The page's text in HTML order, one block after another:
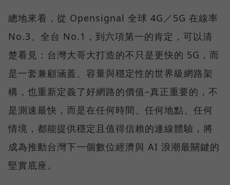
總地來看，從 Opensignal 全球 4G／5G 在線率
No.3、全台 No.1，到六項第一的肯定，可以清
楚看見：台灣大哥大打造的不只是更快的 5G，而
是一套兼顧涵蓋、容量與穩定性的世界級網路架
構，也重新定義了好網路的價值–真正重要的，不
是測速最快，而是在任何時間、任何地點、任何
情境，都能提供穩定且值得信賴的連線體驗，將
成為推動台灣下一個數位經濟與 AI 浪潮最關鍵的
堅實底座。